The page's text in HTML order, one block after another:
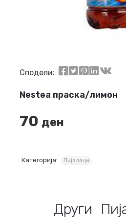
Сподели:
Nestea праска/лимон
70 ден
Категорија: Пијалаци
Други